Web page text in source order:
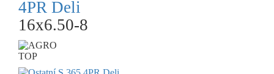
4PR Deli
16x6.50-8
TOP